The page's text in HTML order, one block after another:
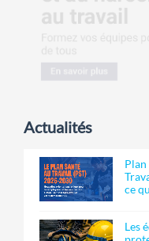
Actualités
Plan
ce
Les